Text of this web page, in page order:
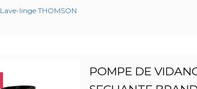
Lave-linge THOMSON
POMPE DE